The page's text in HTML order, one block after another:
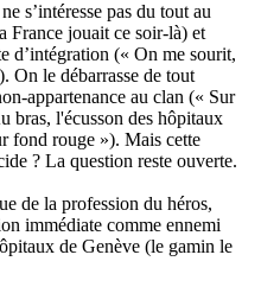
s’intéresse pas du tout au
France jouait ce soir-là) et
d’intégration (« On me sourit,
On le débarrasse de tout
appartenance au clan (« Sur
bras, l'écusson des hôpitaux
fond rouge »). Mais cette
? La question reste ouverte.
de la profession du héros,
immédiate comme ennemi
de Genève (le gamin le